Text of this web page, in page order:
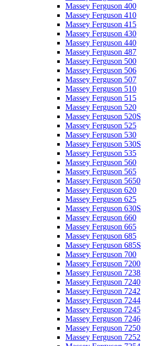
Massey Ferguson 400
Massey Ferguson 410
Massey Ferguson 415
Massey Ferguson 430
Massey Ferguson 440
Massey Ferguson 487
Massey Ferguson 500
Massey Ferguson 506
Massey Ferguson 507
Massey Ferguson 510
Massey Ferguson 515
Massey Ferguson 520
Massey Ferguson 520S
Massey Ferguson 525
Massey Ferguson 530
Massey Ferguson 530S
Massey Ferguson 535
Massey Ferguson 560
Massey Ferguson 565
Massey Ferguson 5650
Massey Ferguson 620
Massey Ferguson 625
Massey Ferguson 630S
Massey Ferguson 660
Massey Ferguson 665
Massey Ferguson 685
Massey Ferguson 685S
Massey Ferguson 700
Massey Ferguson 7200
Massey Ferguson 7238
Massey Ferguson 7240
Massey Ferguson 7242
Massey Ferguson 7244
Massey Ferguson 7245
Massey Ferguson 7246
Massey Ferguson 7250
Massey Ferguson 7252